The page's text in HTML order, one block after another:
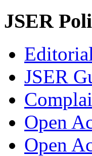
JSER
JSER
Open
Open